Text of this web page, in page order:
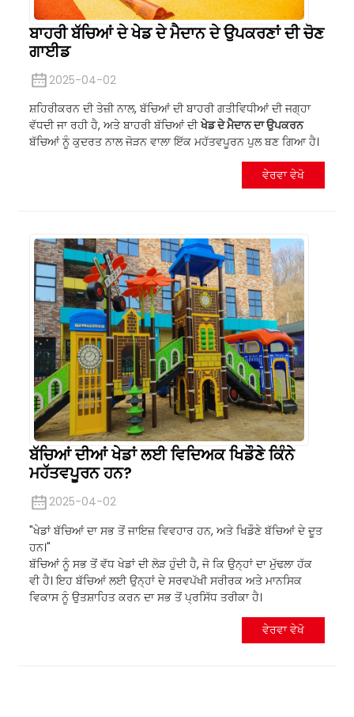
ਬਾਹਰੀ ਬੱਚਿਆਂ ਦੇ ਖੇਡ ਦੇ ਮੈਦਾਨ ਦੇ ਉਪਕਰਣਾਂ ਦੀ ਚੋਣ
ਗਾਈਡ
2025-04-02
ਸ਼ਹਿਰੀਕਰਨ ਦੀ ਤੇਜ਼ੀ ਨਾਲ, ਬੱਚਿਆਂ ਦੀ ਬਾਹਰੀ ਗਤੀਵਿਧੀਆਂ ਦੀ ਜਗ੍ਹਾ
ਵੱਧਦੀ ਜਾ ਰਹੀ ਹੈ, ਅਤੇ ਬਾਹਰੀ ਬੱਚਿਆਂ ਦੀਖੇਡ ਦੇ ਮੈਦਾਨ ਦਾ ਉਪਕਰਨ
ਬੱਚਿਆਂ ਨੂੰ ਕੁਦਰਤ ਨਾਲ ਜੋੜਨ ਵਾਲਾ ਇੱਕ ਮਹੱਤਵਪੂਰਨ ਪੁਲ ਬਣ ਗਿਆ ਹੈ।
ਵੇਰਵਾ ਵੇਖੋ
ਬੱਚਿਆਂ ਦੀਆਂ ਖੇਡਾਂ ਲਈ ਵਿਦਿਅਕ ਖਿਡੌਣੇ ਕਿੰਨੇ
ਮਹੱਤਵਪੂਰਨ ਹਨ?
2025-04-02
"ਖੇਡਾਂ ਬੱਚਿਆਂ ਦਾ ਸਭ ਤੋਂ ਜਾਇਜ਼ ਵਿਵਹਾਰ ਹਨ, ਅਤੇ ਖਿਡੌਣੇ ਬੱਚਿਆਂ ਦੇ ਦੂਤ
ਹਨ।"
ਬੱਚਿਆਂ ਨੂੰ ਸਭ ਤੋਂ ਵੱਧ ਖੇਡਾਂ ਦੀ ਲੋੜ ਹੁੰਦੀ ਹੈ, ਜੋ ਕਿ ਉਨ੍ਹਾਂ ਦਾ ਮੁੱਢਲਾ ਹੱਕ
ਵੀ ਹੈ। ਇਹ ਬੱਚਿਆਂ ਲਈ ਉਨ੍ਹਾਂ ਦੇ ਸਰਵਪੱਖੀ ਸਰੀਰਕ ਅਤੇ ਮਾਨਸਿਕ
ਵਿਕਾਸ ਨੂੰ ਉਤਸ਼ਾਹਿਤ ਕਰਨ ਦਾ ਸਭ ਤੋਂ ਪ੍ਰਸਿੱਧ ਤਰੀਕਾ ਹੈ।
ਵੇਰਵਾ ਵੇਖੋ